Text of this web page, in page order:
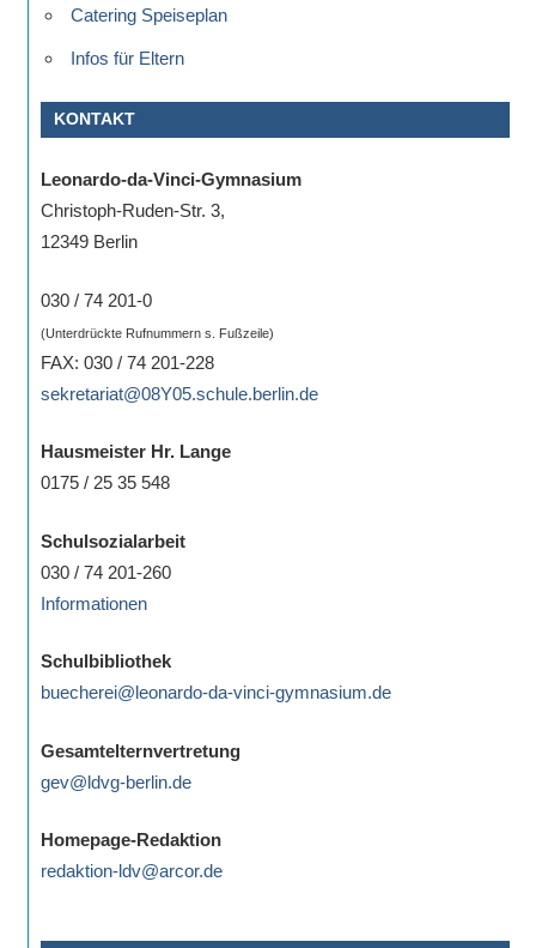
Catering Speiseplan
Infos für Eltern
KONTAKT
Leonardo-da-Vinci-Gymnasium
Christoph-Ruden-Str. 3,
12349 Berlin
030 / 74 201-0
(Unterdrückte Rufnummern s. Fußzeile)
FAX: 030 / 74 201-228
sekretariat@08Y05.schule.berlin.de
Hausmeister Hr. Lange
0175 / 25 35 548
Schulsozialarbeit
030 / 74 201-260
Informationen
Schulbibliothek
buecherei@leonardo-da-vinci-gymnasium.de
Gesamtelternvertretung
gev@ldvg-berlin.de
Homepage-Redaktion
redaktion-ldv@arcor.de